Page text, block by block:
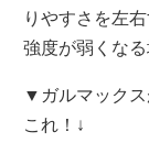
りやすさを左
強度が弱くなる
▼ガルマック
これ！↓